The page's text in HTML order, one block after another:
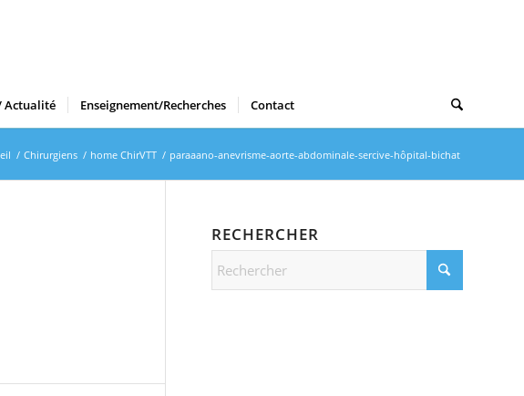
Actualité Enseignement/Recherches Contact
/ Chirurgiens / home ChirVTT / paraaano-anevrisme-aorte-abdominale-sercive-hôpital-bichat
RECHERCHER